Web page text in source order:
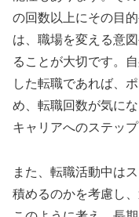
の回数以上にその目
は、職場を変える意
ることが大切です。
した転職であれば、
め、転職回数が気に
キャリアへのステッ
また、転職活動中は
積めるのかを考慮し